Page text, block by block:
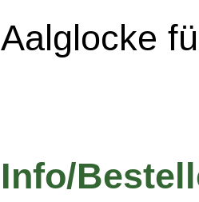
Aalglocke
Info/